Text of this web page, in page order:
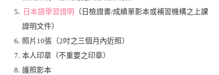
日本語學習證明
（日檢證書/成績單影本或補習機構之上課
證明文件）
照片10張（2吋之三個月內近照）
本人印章（不重要之印章）
護照影本